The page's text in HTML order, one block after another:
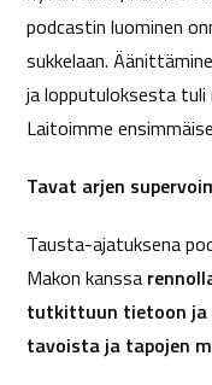
podcastin luominen
sukkelaan.
ja lopputuloksesta tuli
Laitoimme
Tavat arjen
Tausta-ajatuksena
Makon kanssa
tutkittuun tietoon ja
tavoista ja tapojen